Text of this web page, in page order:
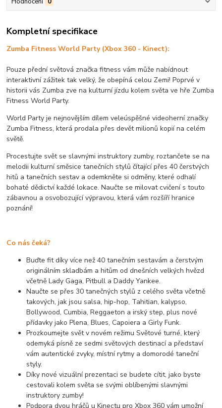
Kompletní specifikace
Zumba Fitness World Party (Xbox 360 - Kinect):
Pouze přední světová značka fitness vám může nabídnout
interaktivní zážitek tak velký, že obepíná celou Zemi! Poprvé v
historii vás Zumba zve na kulturní jízdu kolem světa ve hře Zumba
Fitness World Party.
World Party je nejnovějším dílem veleúspěšné videoherní značky
Zumba Fitness, která prodala přes devět milionů kopií na celém
světě.
Procestujte svět se slavnými instruktory zumby, roztančete se na
melodii kulturní směsice tanečních stylů čítající přes 40 čerstvých
hitů a tanečních sestav a odemkněte si odměny, které odhalí
bohaté dědictví každé lokace. Naučte se milovat cvičení s touto
zábavnou a osvobozující výpravou, která vám rozšíří hranice
poznání!
Co nás čeká?
Buďte fit díky více než 40 tanečním sestavám a čerstvým
originálním skladbám a hitům od dnešních velkých hvězd
včetně Lady Gaga, Pitbull a Daddy Yankee.
Naučte se přes 30 tanečných stylů z celého světa včetně
takových, jak jsou salsa, hip-hop, Tahitian, kalypso,
Bollywood, Cumbia, Reggaeton a irský step, plus nové
přídavky jako Plena, Blues, Capoiera a Girly Funk.
Prozkoumejte svět v novém režimu Světové turné, který
odemyká písně ze sedmi světových destinací a představí
vám autentické zvyky, místní rytmy a domorodé taneční
styly.
Díky nové vizuální prezentaci se budete cítit, jako byste
cestovali kolem světa se svými oblíbenými slavnými
instruktory zumby!
Podpora dvou hráčů u Kinectu pro Xbox 360 vám umožní